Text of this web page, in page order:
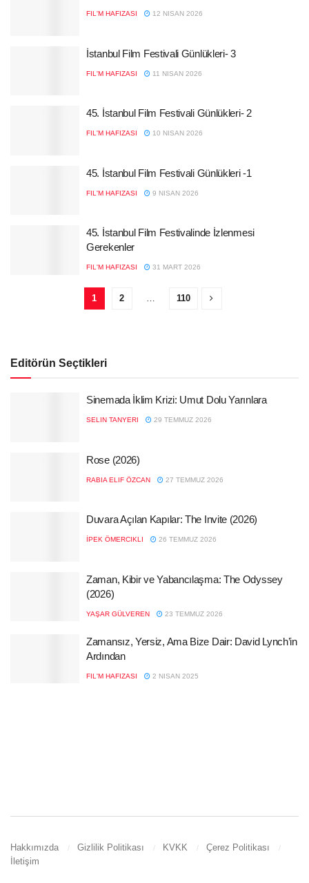
FIL'M HAFIZASI 12 NISAN 2026
İstanbul Film Festivali Günlükleri- 3
FIL'M HAFIZASI 11 NISAN 2026
45. İstanbul Film Festivali Günlükleri- 2
FIL'M HAFIZASI 10 NISAN 2026
45. İstanbul Film Festivali Günlükleri -1
FIL'M HAFIZASI 9 NISAN 2026
45. İstanbul Film Festivalinde İzlenmesi
Gerekenler
FIL'M HAFIZASI 31 MART 2026
1 2 … 110
Editörün Seçtikleri
Sinemada İklim Krizi: Umut Dolu Yarınlara
SELIN TANYERI 29 TEMMUZ 2026
Rose (2026)
RABIA ELIF ÖZCAN 27 TEMMUZ 2026
Duvara Açılan Kapılar: The Invite (2026)
İPEK ÖMERCIKLI 26 TEMMUZ 2026
Zaman, Kibir ve Yabancılaşma: The Odyssey
(2026)
YAŞAR GÜLVEREN 23 TEMMUZ 2026
Zamansız, Yersiz, Ama Bize Dair: David Lynch’in
Ardından
FIL'M HAFIZASI 2 NISAN 2025
Hakkımızda Gizlilik Politikası KVKK
Çerez Politikası
İletişim